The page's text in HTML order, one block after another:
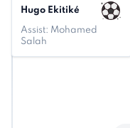
Hugo Ekitiké
Assist: Mohamed
Salah